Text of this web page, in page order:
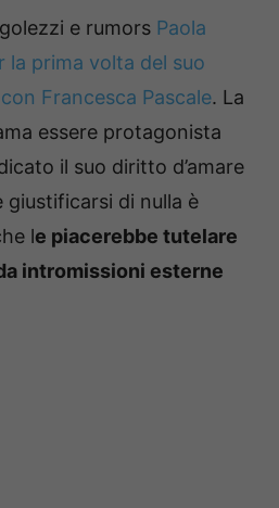
e rumors Paola
la prima volta del suo
Francesca Pascale. La
essere protagonista
il suo diritto d’amare
giustificarsi di nulla è
le piacerebbe tutelare
intromissioni esterne